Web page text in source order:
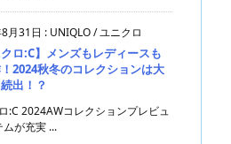
月31日 : UNIQLO / ユニクロ
クロ:C】メンズもレディースも
2024秋冬のコレクションは大
出！？
:C 2024AWコレクションプレビュ
が充実 ...